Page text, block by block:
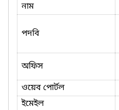
নাম
পদবি
অফিস
ওয়েব পোর্টল
ইমেইল